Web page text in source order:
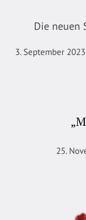
Die neuen
3. September 2023
25.